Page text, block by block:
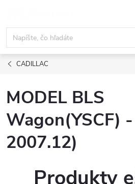
obsah
CADILLAC
MODEL BLS
Wagon(YSCF)
2007.12)
Produkty